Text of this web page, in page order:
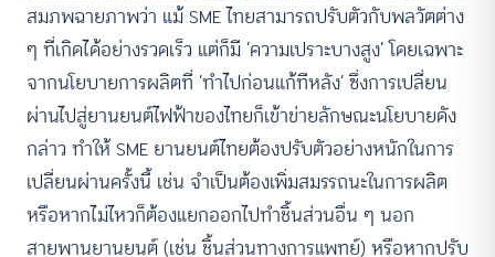
สมภพฉายภาพว่า แม้ SME ไทยสามารถปรับตัวกับพลวัตต่าง
ๆ ที่เกิดได้อย่างรวดเร็ว แต่ก็มี ‘ความเปราะบางสูง’ โดยเฉพาะ
จากนโยบายการผลิตที่ ‘ทำไปก่อนแก้ทีหลัง’ ซึ่งการเปลี่ยน
ผ่านไปสู่ยานยนต์ไฟฟ้าของไทยก็เข้าข่ายลักษณะนโยบายดัง
กล่าว ทำให้ SME ยานยนต์ไทยต้องปรับตัวอย่างหนักในการ
เปลี่ยนผ่านครั้งนี้ เช่น จำเป็นต้องเพิ่มสมรรถนะในการผลิต
หรือหากไม่ไหวก็ต้องแยกออกไปทำชิ้นส่วนอื่น ๆ นอก
สายพานยานยนต์ (เช่น ชิ้นส่วนทางการแพทย์) หรือหากปรับ